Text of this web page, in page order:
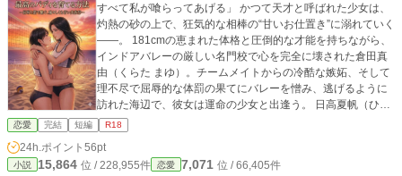
すべて私が喰らってあげる」 かつて天才と呼ばれた少女は、
灼熱の砂の上で、狂気的な相棒の“甘いお仕置き”に溺れていく
――。 181cmの恵まれた体格と圧倒的な才能を持ちながら、
インドアバレーの厳しい名門校で心を完全に壊された倉田真
由（くらた まゆ）。チームメイトからの冷酷な嫉妬、そして
理不尽で屈辱的な体罰の果てにバレーを憎み、逃げるように
訪れた海辺で、彼女は運命の少女と出逢う。 日高夏帆（ひだ
か かほ）――太陽のように眩しく、砂の上を縦横無尽に駆け
回る小柄なレシーバー。 ボロボロに傷ついた真由を一目見た
瞬間、夏帆の胸の奥底で、どろりとした『黒い独占欲』が鎌
首をもたげた。 「私が君の才能を一番引き出せる。だから、
恋愛 完結 短編 R18
24h.ポイント 56pt
小説 15,864 位 / 228,955件 恋愛 7,071 位 / 66,405件